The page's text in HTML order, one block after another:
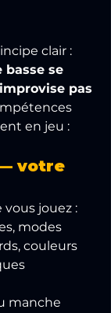
5.
clair :
basse se
pas
en jeu :
— votre
jouez :
modes
couleurs
manche